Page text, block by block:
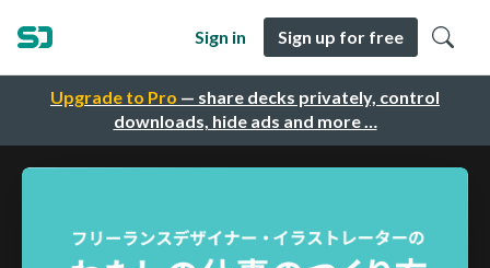
Upgrade to Pro — share decks privately, control
downloads, hide ads and more …
Sign in Sign up for free